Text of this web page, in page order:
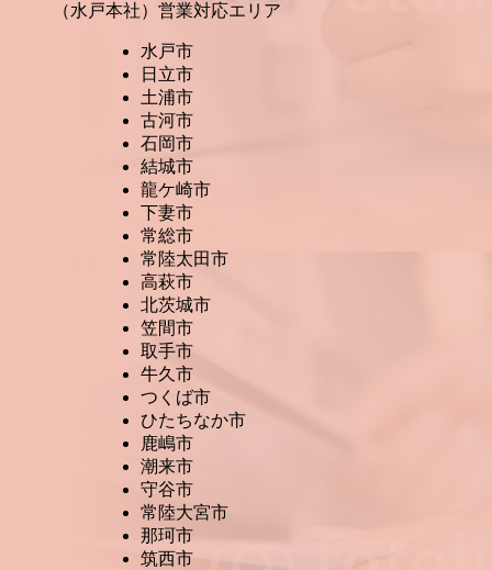
（水戸本社）営業対応エリア
水戸市
日立市
土浦市
古河市
石岡市
結城市
龍ケ崎市
下妻市
常総市
常陸太田市
高萩市
北茨城市
笠間市
取手市
牛久市
つくば市
ひたちなか市
鹿嶋市
潮来市
守谷市
常陸大宮市
那珂市
筑西市